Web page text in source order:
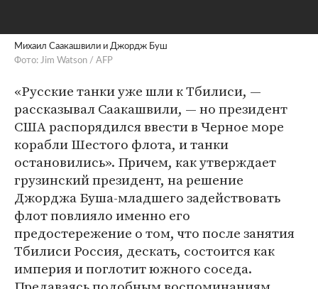
Михаил Саакашвили и Джордж Буш
Фото: Jim Watson / AFP
«Русские танки уже шли к Тбилиси, —
рассказывал Саакашвили, — но президент
США распорядился ввести в Черное море
корабли Шестого флота, и танки
остановились». Причем, как утверждает
грузинский президент, на решение
Джорджа Буша-младшего задействовать
флот повлияло именно его
предостережение о том, что после занятия
Тбилиси Россия, дескать, состоится как
империя и поглотит южного соседа.